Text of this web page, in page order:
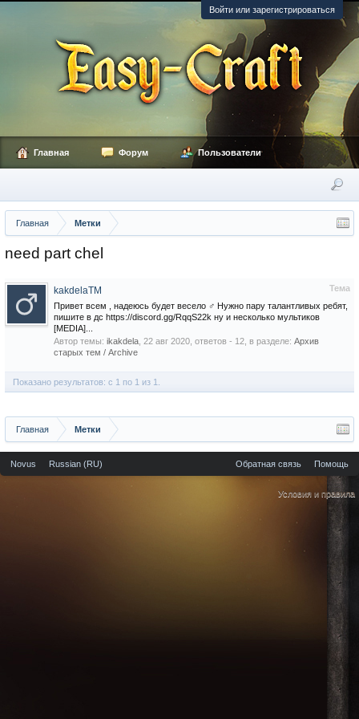
Войти или зарегистрироваться
Главная Метки
need part chel
Тема
kakdelaTM
Привет всем , надеюсь будет весело ‍♂️ Нужно пару талантливых ребят,
пишите в дс https://discord.gg/RqqS22k ну и несколько мультиков
[MEDIA]...
Автор темы: ikakdela 22 авг 2020 , ответов - 12, в разделе: Архив
старых тем / Archive
Показано результатов: с 1 по 1 из 1.
Главная Метки
Главная Форум Пользователи
Novus Russian (RU) Обратная связь Помощь
Условия и правила